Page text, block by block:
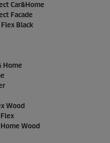
Car&Home
Facade
Black
Home
Wood
Wood